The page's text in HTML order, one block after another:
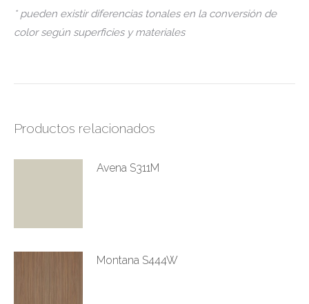
* pueden existir diferencias tonales en la conversión de
color según superficies y materiales
Productos relacionados
Avena S311M
múltiples
Montana S444W